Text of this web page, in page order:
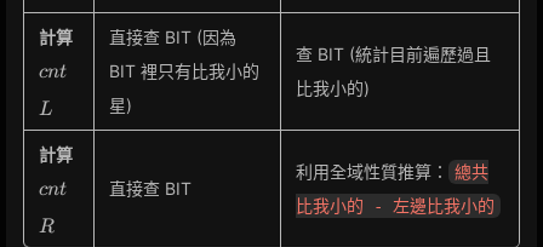
計算 cnt_L
cnt
L
直接查 BIT (因為
BIT 裡只有比我小的
星)
查 BIT (統計目前遍歷過且
比我小的)
計算
cnt
R
直接查 BIT
利用全域性質推算：
總共
比我小的 - 左邊比我小的